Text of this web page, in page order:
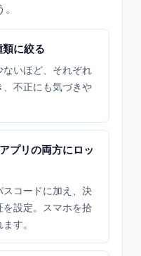
に絞る
いほど、それぞれ
不正にも気づきや
プリの両方にロッ
コードに加え、決
設定。スマホを拾
す。